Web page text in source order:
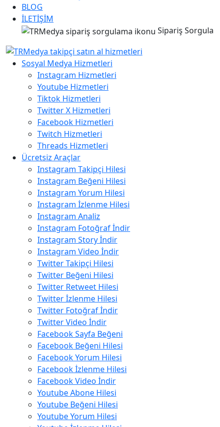
BLOG
İLETİŞİM
Sipariş Sorgula
Sosyal Medya Hizmetleri
Instagram Hizmetleri
Youtube Hizmetleri
Tiktok Hizmetleri
Twitter X Hizmetleri
Facebook Hizmetleri
Twitch Hizmetleri
Threads Hizmetleri
Ücretsiz Araçlar
Instagram Takipçi Hilesi
Instagram Beğeni Hilesi
Instagram Yorum Hilesi
Instagram İzlenme Hilesi
Instagram Analiz
Instagram Fotoğraf İndir
Instagram Story İndir
Instagram Video İndir
Twitter Takipçi Hilesi
Twitter Beğeni Hilesi
Twitter Retweet Hilesi
Twitter İzlenme Hilesi
Twitter Fotoğraf İndir
Twitter Video İndir
Facebook Sayfa Beğeni
Facebook Beğeni Hilesi
Facebook Yorum Hilesi
Facebook İzlenme Hilesi
Facebook Video İndir
Youtube Abone Hilesi
Youtube Beğeni Hilesi
Youtube Yorum Hilesi